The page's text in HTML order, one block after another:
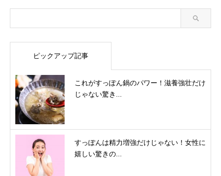
ピックアップ記事
これがすっぽん鍋のパワー！滋養強壮だけ
じゃない驚き...
すっぽんは精力増強だけじゃない！女性に
嬉しい驚きの...